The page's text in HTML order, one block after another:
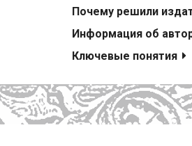
Почему решили
Информация об
Ключевые понятия